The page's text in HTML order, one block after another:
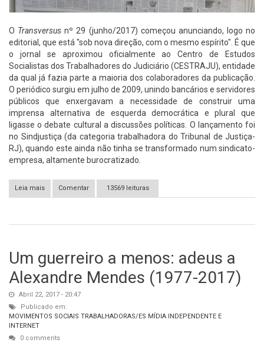
O Transversus nº 29 (junho/2017) começou anunciando, logo no
editorial, que está "sob nova direção, com o mesmo espírito". É que
o jornal se aproximou oficialmente ao Centro de Estudos
Socialistas dos Trabalhadores do Judiciário (CESTRAJU), entidade
da qual já fazia parte a maioria dos colaboradores da publicação.
O periódico surgiu em julho de 2009, unindo bancários e servidores
públicos que enxergavam a necessidade de construir uma
imprensa alternativa de esquerda democrática e plural que
ligasse o debate cultural a discussões políticas. O lançamento foi
no Sindjustiça (da categoria trabalhadora do Tribunal de Justiça-
RJ), quando este ainda não tinha se transformado num sindicato-
empresa, altamente burocratizado.
Leia mais sobre Jornal Transversus: quase 30
Comentar 13569 leituras
Um guerreiro a menos: adeus a
Alexandre Mendes (1977-2017)
Abril 22, 2017 - 20:47
Publicado em:
MOVIMENTOS SOCIAIS TRABALHADORAS/ES MÍDIA INDEPENDENTE E
INTERNET
0 comments